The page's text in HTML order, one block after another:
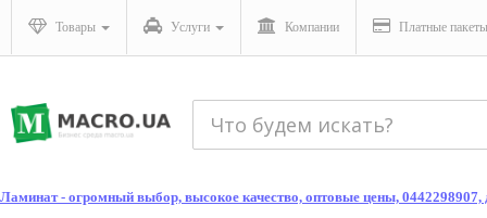
Товары Услуги Компании Платные пакеты
Ламинат - огромный выбор, высокое качество, оптовые цены,